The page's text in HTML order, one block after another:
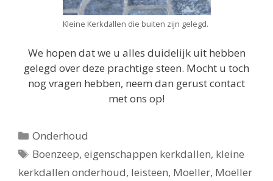
Kleine Kerkdallen die buiten zijn gelegd.
We hopen dat we u alles duidelijk uit hebben
gelegd over deze prachtige steen. Mocht u toch
nog vragen hebben, neem dan gerust contact
met ons op!
Categorieën
Onderhoud
Tags
Boenzeep,eigenschappen kerkdallen, kleine
kerkdallen onderhoud, leisteen, Moeller, Moeller